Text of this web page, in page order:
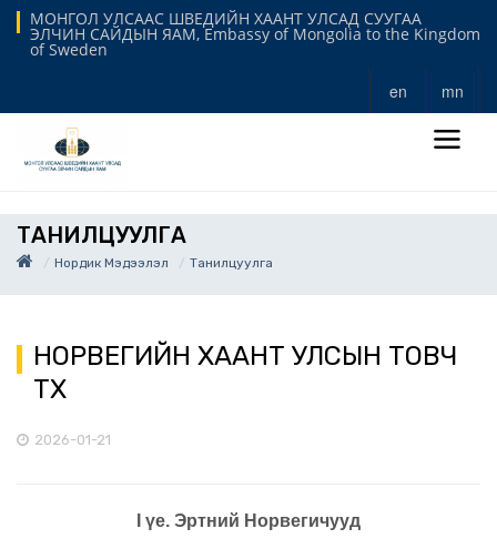
МОНГОЛ УЛСААС ШВЕДИЙН ХААНТ УЛСАД СУУГАА
ЭЛЧИН САЙДЫН ЯАМ, Embassy of Mongolia to the Kingdom
of Sweden
en mn
ТАНИЛЦУУЛГА
Нордик Мэдээлэл Танилцуулга
НОРВЕГИЙН ХААНТ УЛСЫН ТОВЧ
ТҮҮХ
2026-01-21
I үе. Эртний Норвегичууд